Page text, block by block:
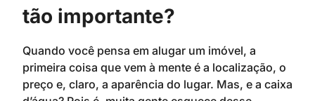
tão importante?
Quando você pensa em alugar um imóvel, a
primeira coisa que vem à mente é a localização, o
preço e, claro, a aparência do lugar. Mas, e a caixa